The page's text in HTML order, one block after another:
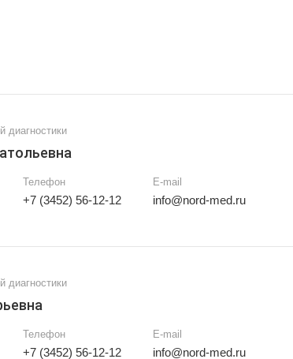
диагностики
Телефон
+7 (3452) 56-12-12
E-mail
info@nord-med.ru
диагностики
Телефон
+7 (3452) 56-12-12
E-mail
info@nord-med.ru